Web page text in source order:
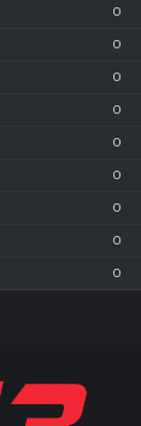
0
0
0
0
0
0
0
0
0